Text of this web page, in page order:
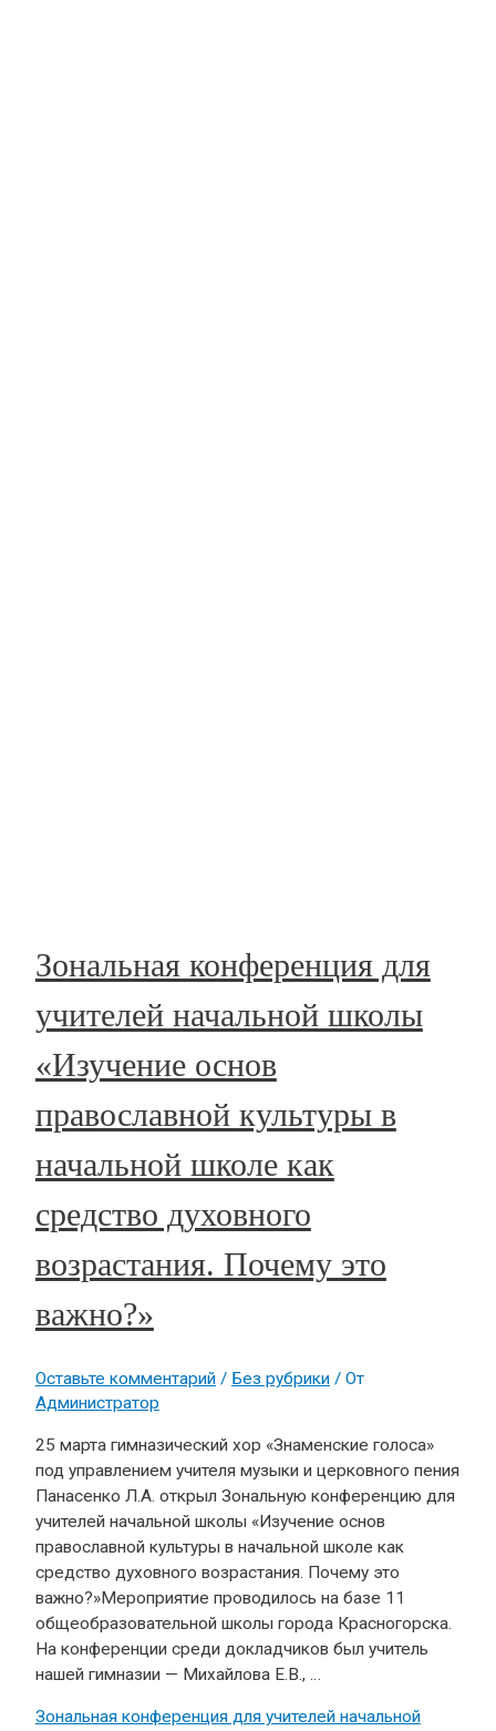
Зональная конференция для
учителей начальной школы
«Изучение основ
православной культуры в
начальной школе как
средство духовного
возрастания. Почему это
важно?»
Оставьте комментарий / Без рубрики/ От
Администратор
25 марта гимназический хор «Знаменские голоса»
под управлением учителя музыки и церковного пения
Панасенко Л.А. открыл Зональную конференцию для
учителей начальной школы «Изучение основ
православной культуры в начальной школе как
средство духовного возрастания. Почему это
важно?»Мероприятие проводилось на базе 11
общеобразовательной школы города Красногорска.
На конференции среди докладчиков был учитель
нашей гимназии — Михайлова Е.В., …
Зональная конференция для учителей начальной